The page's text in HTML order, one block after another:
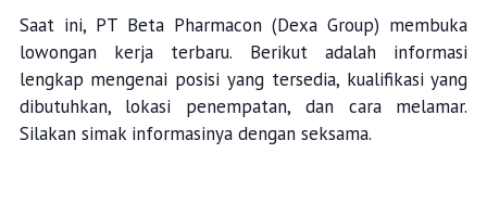
Saat ini, PT Beta Pharmacon (Dexa Group) membuka
lowongan kerja terbaru. Berikut adalah informasi
lengkap mengenai posisi yang tersedia, kualifikasi yang
dibutuhkan, lokasi penempatan, dan cara melamar.
Silakan simak informasinya dengan seksama.